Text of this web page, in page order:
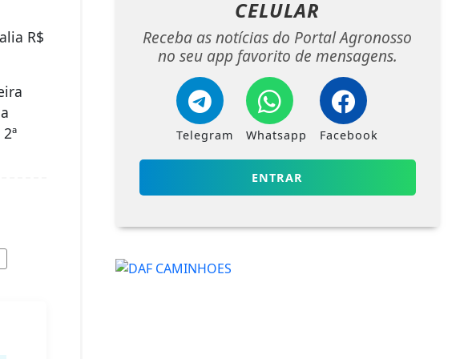
R$
CELULAR
Receba as notícias do Portal Agronosso
no seu app favorito de mensagens.
Telegram Whatsapp Facebook
ENTRAR